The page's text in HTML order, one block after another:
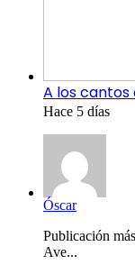
A los cantos
Hace 5 días
Óscar
Publicación
Ave...